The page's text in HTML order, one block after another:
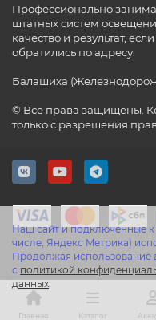
Наш сайт и подключенные
числе, Яндекс Метрика)
Продолжая использование
с политикой
данных.
Профессионально
штатных систем
качество и результат,
обратились по адресу.
Балашиха
© Все права защищены.
только с разрешения
Главная Каталог